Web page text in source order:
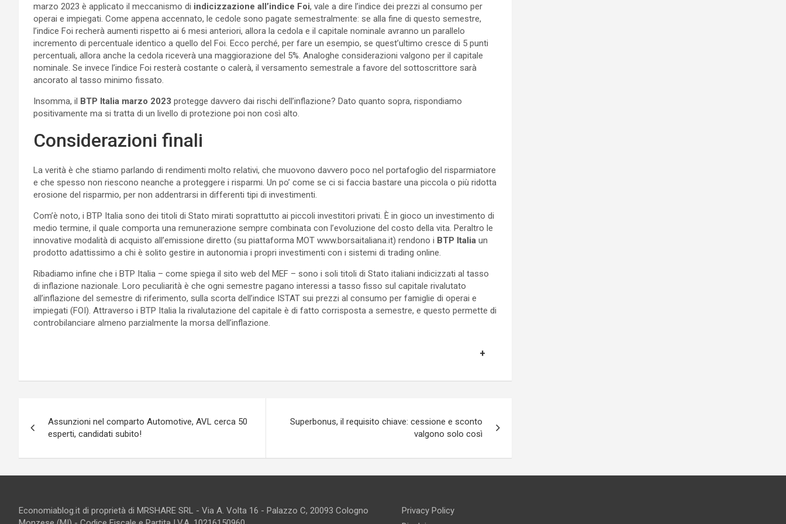
marzo 2023 è applicato il meccanismo di indicizzazione all’indice Foi, vale a dire l’indice dei prezzi al consumo per
operai e impiegati. Come appena accennato, le cedole sono pagate semestralmente: se alla fine di questo semestre,
l’indice Foi recherà aumenti rispetto ai 6 mesi anteriori, allora la cedola e il capitale nominale avranno un parallelo
incremento di percentuale identico a quello del Foi. Ecco perché, per fare un esempio, se quest’ultimo cresce di 5 punti
percentuali, allora anche la cedola riceverà una maggiorazione del 5%. Analoghe considerazioni valgono per il capitale
nominale. Se invece l’indice Foi resterà costante o calerà, il versamento semestrale a favore del sottoscrittore sarà
ancorato al tasso minimo fissato.
Insomma, il BTP Italia marzo 2023 protegge davvero dai rischi dell’inflazione? Dato quanto sopra, rispondiamo
positivamente ma si tratta di un livello di protezione poi non così alto.
Considerazioni finali
La verità è che stiamo parlando di rendimenti molto relativi, che muovono davvero poco nel portafoglio del risparmiatore
e che spesso non riescono neanche a proteggere i risparmi. Un po’ come se ci si faccia bastare una piccola o più ridotta
erosione del risparmio, per non addentrarsi in differenti tipi di investimenti.
Com’è noto, i BTP Italia sono dei titoli di Stato mirati soprattutto ai piccoli investitori privati. È in gioco un investimento di
medio termine, il quale comporta una remunerazione sempre combinata con l’evoluzione del costo della vita. Peraltro le
innovative modalità di acquisto all’emissione diretto (su piattaforma MOT www.borsaitaliana.it) rendono i BTP Italia un
prodotto adattissimo a chi è solito gestire in autonomia i propri investimenti con i sistemi di trading online.
Ribadiamo infine che i BTP Italia – come spiega il sito web del MEF – sono i soli titoli di Stato italiani indicizzati al tasso
di inflazione nazionale. Loro peculiarità è che ogni semestre pagano interessi a tasso fisso sul capitale rivalutato
all’inflazione del semestre di riferimento, sulla scorta dell’indice ISTAT sui prezzi al consumo per famiglie di operai e
impiegati (FOI). Attraverso i BTP Italia la rivalutazione del capitale è di fatto corrisposta a semestre, e questo permette di
controbilanciare almeno parzialmente la morsa dell’inflazione.
articoli
Assunzioni nel comparto Automotive, AVL cerca 50
esperti, candidati subito!
Superbonus, il requisito chiave: cessione e sconto
valgono solo così
Economiablog.it di proprietà di MRSHARE SRL - Via A. Volta 16 - Palazzo C, 20093 Cologno
Privacy Policy